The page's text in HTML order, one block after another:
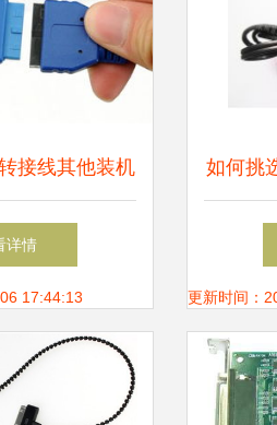
接线其他装机
图片6
详情
17:44:13
如何挑
接线
更新时间：